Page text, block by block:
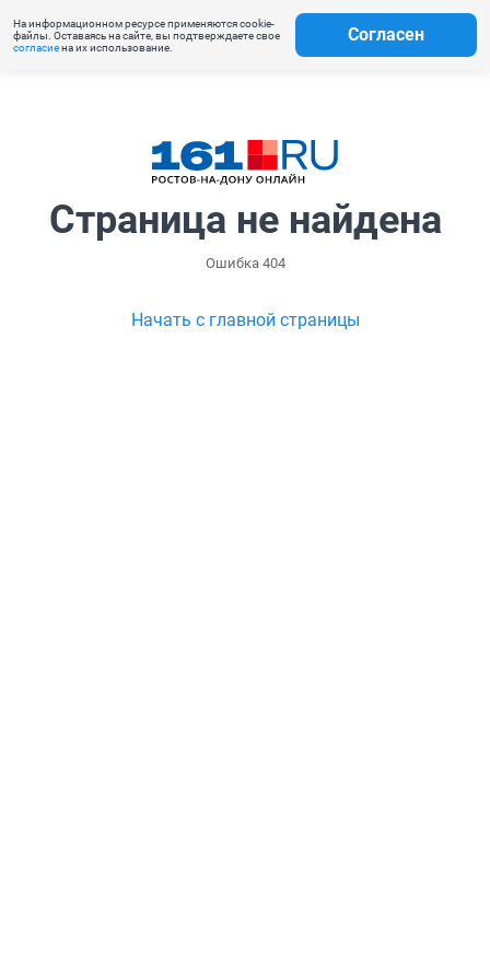
На информационном ресурсе применяются cookie-
файлы. Оставаясь на сайте, вы подтверждаете свое
согласиена их использование.
Согласен
Страница не найдена
Ошибка 404
Начать с главной страницы